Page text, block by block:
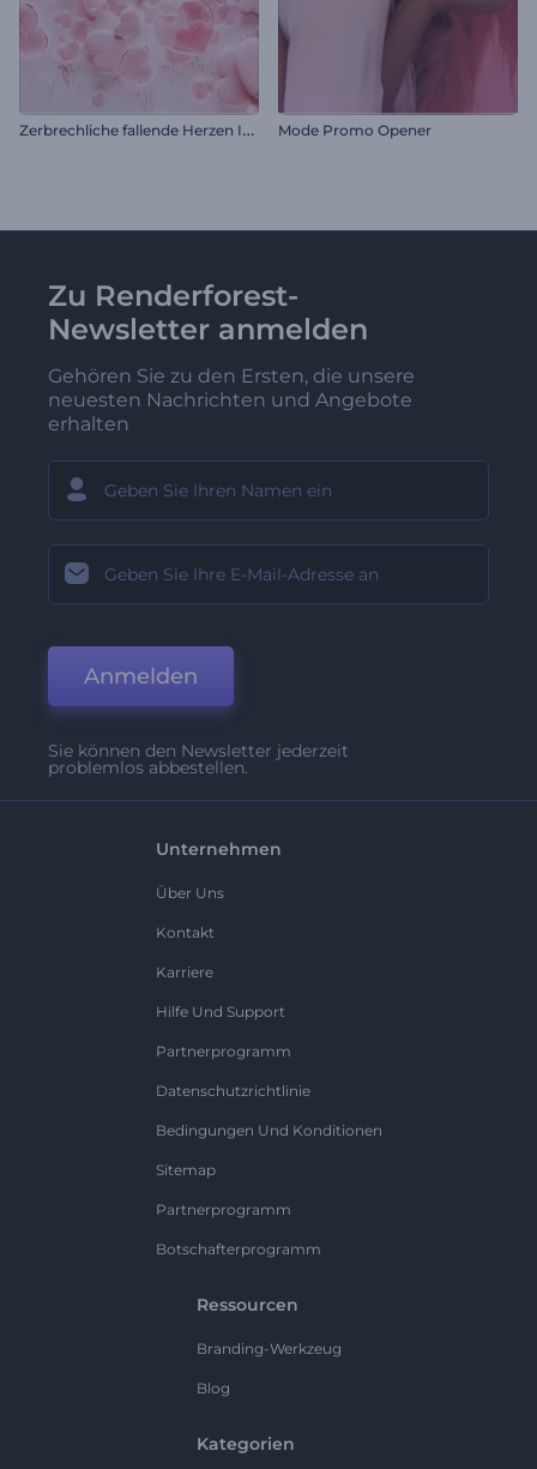
Z
erbrechliche fallende Herzen Intro Mode Promo Opener
Zu Renderforest-
Newsletter anmelden
Gehören Sie zu den Ersten, die unsere
neuesten Nachrichten und Angebote
erhalten
Anmelden
Sie können den Newsletter jederzeit
problemlos abbestellen.
Unternehmen
Über Uns
Kontakt
Karriere
Hilfe Und Support
Partnerprogramm
Datenschutzrichtlinie
Bedingungen Und Konditionen
Sitemap
Partnerprogramm
Botschafterprogramm
Ressourcen
Branding-Werkzeug
Blog
Kategorien